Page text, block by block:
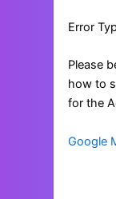
Error
Please
how to
for the
Google